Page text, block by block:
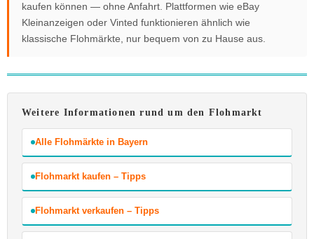
kaufen können — ohne Anfahrt. Plattformen wie eBay
Kleinanzeigen oder Vinted funktionieren ähnlich wie
klassische Flohmärkte, nur bequem von zu Hause aus.
Weitere Informationen rund um den Flohmarkt
Alle Flohmärkte in Bayern
Flohmarkt kaufen – Tipps
Flohmarkt verkaufen – Tipps